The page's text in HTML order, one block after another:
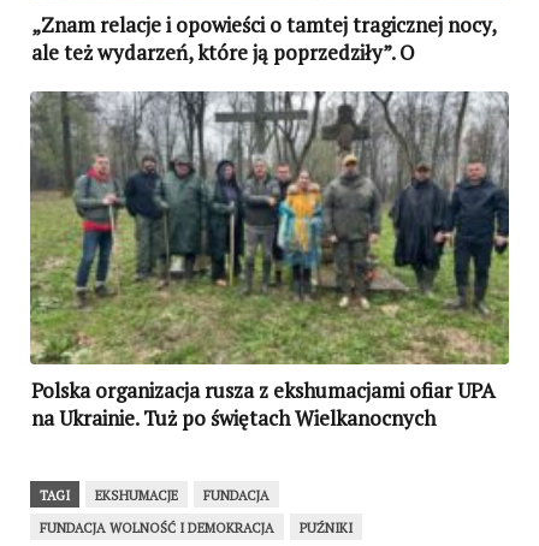
„Znam relacje i opowieści o tamtej tragicznej nocy,
ale też wydarzeń, które ją poprzedziły”. O
Polska organizacja rusza z ekshumacjami ofiar UPA
na Ukrainie. Tuż po świętach Wielkanocnych
TAGI EKSHUMACJE
FUNDACJA
FUNDACJA WOLNOŚĆ I DEMOKRACJA
PUŹNIKI